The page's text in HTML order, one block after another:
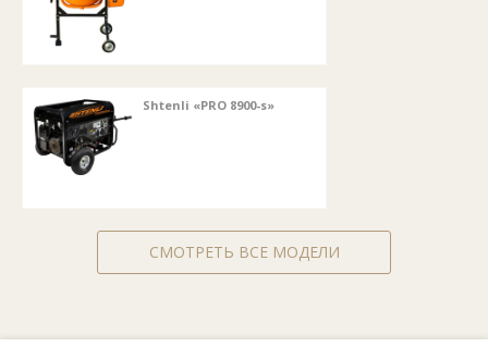
Shtenli «PRO 8900-s»
СМОТРЕТЬ ВСЕ МОДЕЛИ